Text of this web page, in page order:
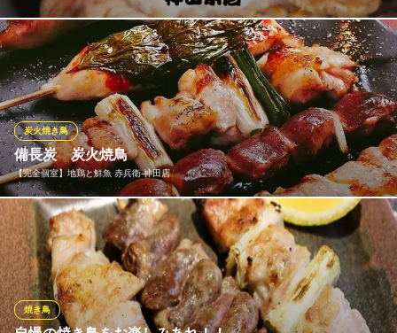
全席個室 楽蔵‐RAKUZO‐ 神田駅前店
厳選素材の贅沢和食
ＪＲ神田駅南口 徒歩1分
東京都千代田区鍛冶町1-7-9
当店の串焼きは、熟練の技で炭火焼きに。旨味を凝縮し、ジュー
シーに仕上げた絶品です。驚きの価格、串焼き14種類が1本99円
（税抜）と圧倒的コスパを実現！もちろん、お肉の味を引き立て
るお酒も豊富に取り揃えています。炭火の香りに包まれて、至福
の一串を堪能しませんか。ぜひ一度お立ち寄りください！
神田炭火居酒屋 焼鳥 軒 －KEN－
炭火焼鳥居酒屋
ＪＲ神田駅 徒歩2分
東京都千代田区神田鍛冶町3-7-33 神田駅前プラザ
備長炭 炭火焼鳥
【完全個室】地鶏と鮮魚 赤兵衛‐神田店
炭火焼き鳥
種類豊富なドリンクを100種類以上ご用意しております！通常2時
間2,500円⇒1,500円でお楽しみいただけます。＋500円で厳選日
本酒やワインも飲み放題に！忘年会、歓送迎会、女子会、接待、
記念日等、様々なシーンでご利用いただけます。
【完全個室】地鶏と鮮魚 赤兵衛‐神田店
焼き鳥